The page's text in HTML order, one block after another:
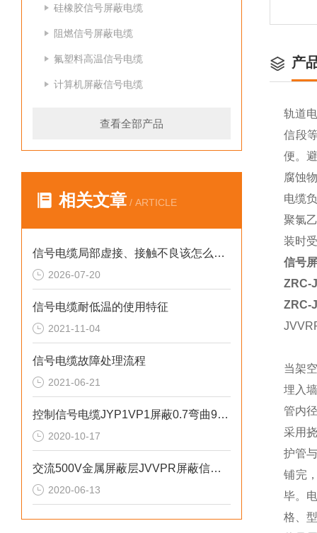
硅橡胶信号屏蔽电缆
阻燃信号屏蔽电缆
氟塑料高温信号电缆
计算机屏蔽信号电缆
查看全部产品
相关文章 / ARTICLE
信号电缆局部虚接、接触不良该怎么检测排查？
2026-07-20
信号电缆耐低温的使用特征
2021-11-04
信号电缆故障处理流程
2021-06-21
控制信号电缆JYP1VP1屏蔽0.7弯曲90度
2020-10-17
交流500V金属屏蔽层JVVPR屏蔽信号电缆
2020-06-13
产
轨道
信段
便。
腐蚀
电缆
聚氯
装时
信号
ZRC-
ZRC-
当架
埋入
管内
采用
护管
铺完
毕。
格、